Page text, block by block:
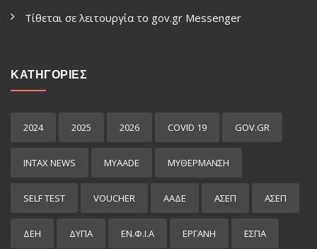
Τίθεται σε λειτουργία το gov.gr Μessenger
ΚΑΤΗΓΟΡΙΕΣ
2024 2025 2026 COVID 19 GOV.GR
INTAX NEWS MYAADE MYΘΈΡΜΑΝΣΗ
SELF TEST VOUCHER ΑΑΔΕ ΑΣΕΠ ΑΣΕΠ
ΔΕΗ ΔΥΠΑ ΕΝ.Φ.Ι.Α ΕΡΓΑΝΗ ΕΣΠΑ